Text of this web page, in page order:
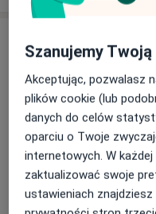
Alergolog
lek.
Laryngolog,
Szanujemy
Akceptując, pozwalasz
plików cookie (lub
danych do celów
oparciu o Twoje
internetowych. W
zaktualizować swoje
ustawieniach